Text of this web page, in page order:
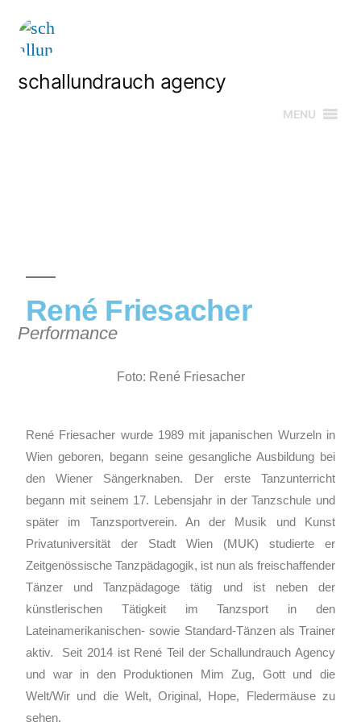
schallundrauch agency
MENU
René Friesacher
Performance
Foto: René Friesacher
René Friesacher wurde 1989 mit japanischen Wurzeln in
Wien geboren, begann seine gesangliche Ausbildung bei
den Wiener Sängerknaben. Der erste Tanzunterricht
begann mit seinem 17. Lebensjahr in der Tanzschule und
später im Tanzsportverein. An der Musik und Kunst
Privatuniversität der Stadt Wien (MUK) studierte er
Zeitgenössische Tanzpädagogik, ist nun als freischaffender
Tänzer und Tanzpädagoge tätig und ist neben der
künstlerischen Tätigkeit im Tanzsport in den
Lateinamerikanischen- sowie Standard-Tänzen als Trainer
aktiv. Seit 2014 ist René Teil der Schallundrauch Agency
und war in den Produktionen Mim Zug, Gott und die
Welt/Wir und die Welt, Original, Hope, Fledermäuse zu
sehen.